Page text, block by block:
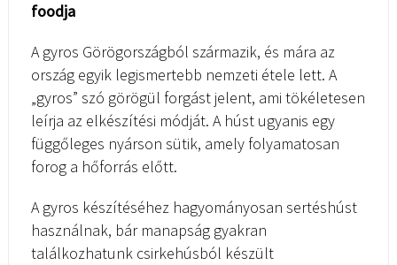
foodja
A gyros Görögországból származik, és mára az
ország egyik legismertebb nemzeti étele lett. A
„gyros” szó görögül forgást jelent, ami tökéletesen
leírja az elkészítési módját. A húst ugyanis egy
függőleges nyárson sütik, amely folyamatosan
forog a hőforrás előtt.
A gyros készítéséhez hagyományosan sertéshúst
használnak, bár manapság gyakran
találkozhatunk csirkehúsból készült